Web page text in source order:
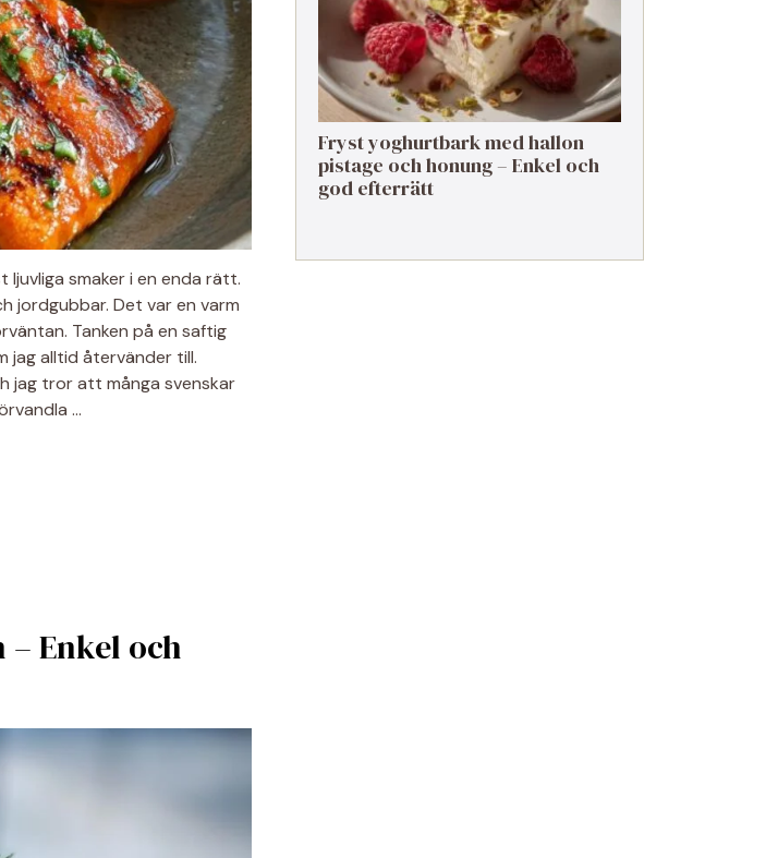
smaker i en enda rätt.
jordgubbar. Det var en varm
Tanken på en saftig
jag alltid återvänder till.
jag tror att många svenskar
…
Enkel och
Fryst yoghurtbark med hallon
pistage och honung – Enkel och
god efterrätt